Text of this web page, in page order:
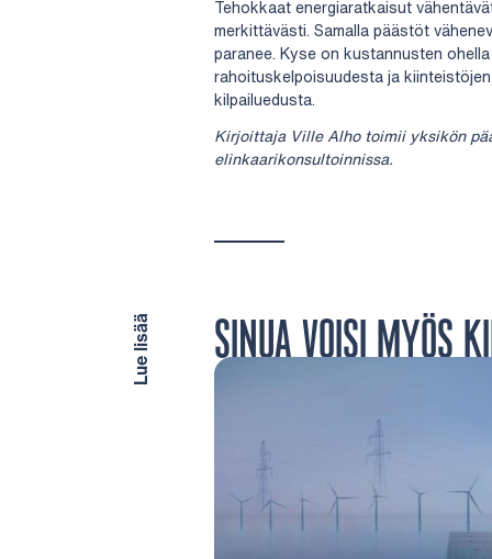
Tehokkaat energiaratkaisut
merkittävästi. Samalla päästöt
paranee. Kyse on kustannusten
rahoituskelpoisuudesta ja
kilpailuedusta.
Kirjoittaja Ville Alho toimii yksikön
elinkaarikonsultoinnissa.
SINUA VOISI MYÖS
Lue lisää